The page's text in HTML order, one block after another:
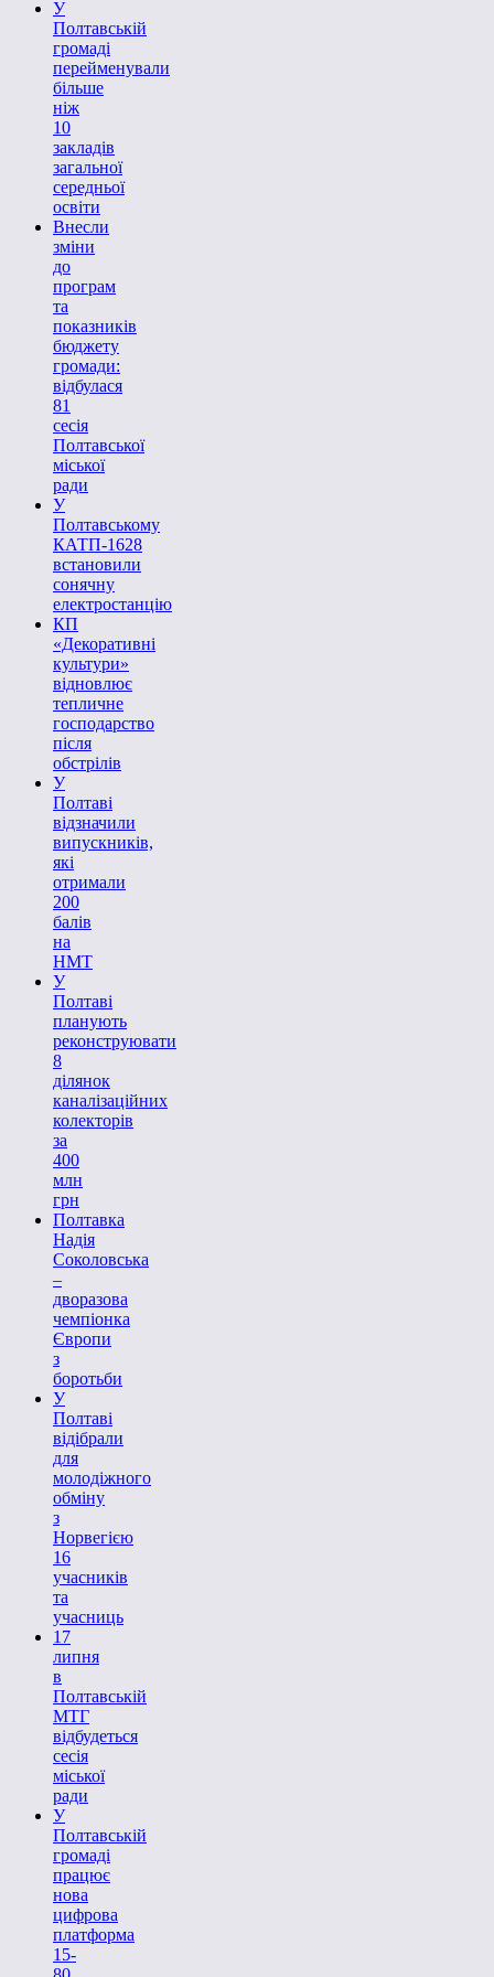
У
Полтавській
громаді
перейменували
більше
ніж
10
закладів
загальної
середньої
освіти
Внесли
зміни
до
програм
та
показників
бюджету
громади:
відбулася
81
сесія
Полтавської
міської
ради
У
Полтавському
КАТП-1628
встановили
сонячну
електростанцію
КП
«Декоративні
культури»
відновлює
тепличне
господарство
після
обстрілів
У
Полтаві
відзначили
випускників,
які
отримали
200
балів
на
НМТ
У
Полтаві
планують
реконструювати
8
ділянок
каналізаційних
колекторів
за
400
млн
грн
Полтавка
Надія
Соколовська
–
дворазова
чемпіонка
Європи
з
боротьби
У
Полтаві
відібрали
для
молодіжного
обміну
з
Норвегією
16
учасників
та
учасниць
17
липня
в
Полтавській
МТГ
відбудеться
сесія
міської
ради
У
Полтавській
громаді
працює
нова
цифрова
платформа
15-